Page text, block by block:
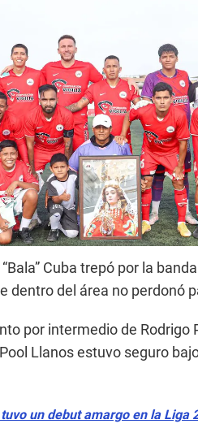
Cuba trepó por la
dentro del área no perdonó
por intermedio de Rodrigo
Llanos estuvo seguro
un debut amargo en la Liga